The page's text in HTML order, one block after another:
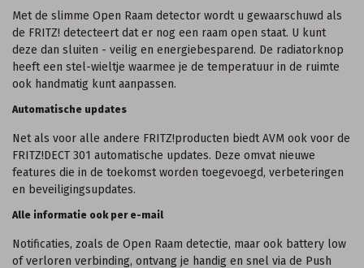
Met de slimme Open Raam detector wordt u gewaarschuwd als
de FRITZ! detecteert dat er nog een raam open staat. U kunt
deze dan sluiten - veilig en energiebesparend. De radiatorknop
heeft een stel-wieltje waarmee je de temperatuur in de ruimte
ook handmatig kunt aanpassen.
Automatische updates
Net als voor alle andere FRITZ!producten biedt AVM ook voor de
FRITZ!DECT 301 automatische updates. Deze omvat nieuwe
features die in de toekomst worden toegevoegd, verbeteringen
en beveiligingsupdates.
Alle informatie ook per e-mail
Notificaties, zoals de Open Raam detectie, maar ook battery low
of verloren verbinding, ontvang je handig en snel via de Push